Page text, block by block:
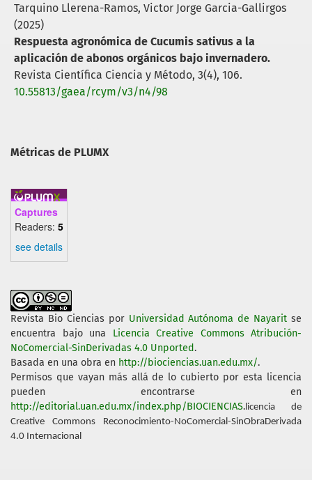
Tarquino Llerena-Ramos, Victor Jorge Garcia-Gallirgos
(2025)
Respuesta agronómica de Cucumis sativus a la
aplicación de abonos orgánicos bajo invernadero.
Revista Científica Ciencia y Método, 3(4), 106.
10.55813/gaea/rcym/v3/n4/98
Métricas de PLUMX
Captures
Readers: 5
see details
Revista Bio Cienciaspor Universidad Autónoma de Nayarit se
encuentra bajo una Licencia Creative Commons Atribución-
NoComercial-SinDerivadas 4.0 Unported.
Basada en una obra en http://biociencias.uan.edu.mx/.
Permisos que vayan más allá de lo cubierto por esta licencia
pueden encontrarse en
http://editorial.uan.edu.mx/index.php/BIOCIENCIAS. licencia de
Creative Commons Reconocimiento-NoComercial-SinObraDerivada
4.0 Internacional